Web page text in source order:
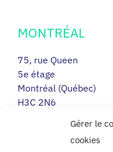
Gérer le
cookies
MONTRÉAL
75, rue Queen
5e étage
Montréal (Québec)
H3C 2N6
RIMOUSKI